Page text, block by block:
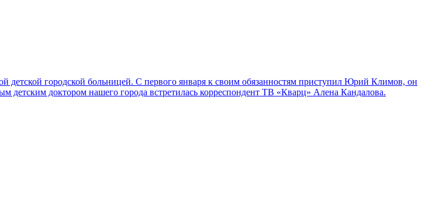
детской городской больницей. С первого января к своим обязанностям приступил Юрий Климов, он
детским доктором нашего города встретилась корреспондент ТВ «Кварц» Алена Кандалова.